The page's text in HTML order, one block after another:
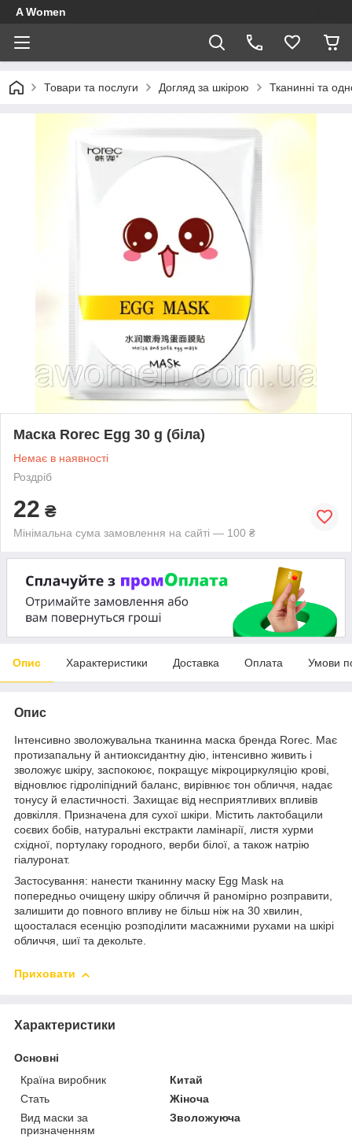
A Women
Товари та послуги Догляд за шкірою Тканинні та
Маска Rorec Egg 30 g (біла)
Немає в наявності
Роздріб
22 ₴
Мінімальна сума замовлення на сайті — 100 ₴
Опис Характеристики Доставка Оплата Умови
Опис
Інтенсивно зволожувальна тканинна маска бренда Rorec. Має
протизапальну й антиоксидантну дію, інтенсивно живить і
зволожує шкіру, заспокоює, покращує мікроциркуляцію крові,
відновлює гідроліпідний баланс, вирівнює тон обличчя, надає
тонусу й еластичності. Захищає від несприятливих впливів
довкілля. Призначена для сухої шкіри. Містить лактобацили
соєвих бобів, натуральні екстракти ламінарії, листя хурми
східної, портулаку городного, верби білої, а також натрію
гіалуронат.
Застосування: нанести тканинну маску Egg Mask на
попередньо очищену шкіру обличчя й раномірно розправити,
залишити до повного впливу не більш ніж на 30 хвилин,
щоосталася есенцію розподілити масажними рухами на шкірі
обличчя, шиї та декольте.
Приховати
Характеристики
Основні
Країна виробник
Китай
Стать
Жіноча
Вид маски за
призначенням
Зволожуюча